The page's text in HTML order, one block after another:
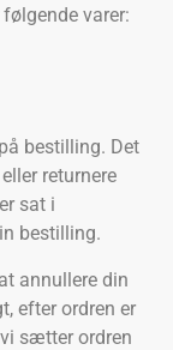
varer:
bestilling. Det
returnere
sat i
bestilling.
annullere din
efter ordren er
sætter ordren